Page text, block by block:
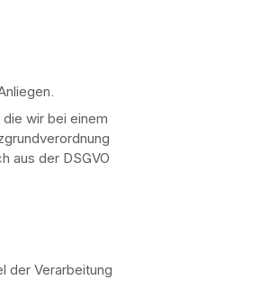
wir bei einem
aus der DSGVO
der Verarbeitung